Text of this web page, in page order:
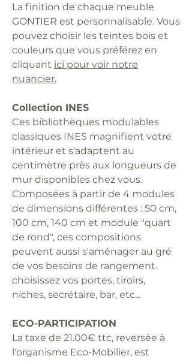
La finition de chaque meuble
GONTIER est personnalisable. Vous
pouvez choisir les teintes bois et
couleurs que vous préférez en
cliquant ici pour voir notre
nuancier.
Collection INES
Ces bibliothèques modulables
classiques INES magnifient votre
intérieur et s'adaptent au
centimètre près aux longueurs de
mur disponibles chez vous.
Composées à partir de 4 modules
de dimensions différentes : 50 cm,
100 cm, 140 cm et module "quart
de rond", ces compositions
peuvent aussi s'aménager au gré
de vos besoins de rangement.
choisissez vos portes, tiroirs,
niches, secrétaire, bar, etc...
ECO-PARTICIPATION
La taxe de 21.00€ ttc, reversée à
l'organisme Eco-Mobilier, est